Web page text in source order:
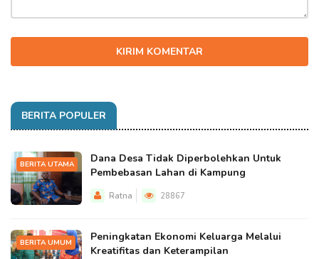
KIRIM KOMENTAR
BERITA POPULER
BERITA UTAMA
Dana Desa Tidak Diperbolehkan Untuk
Pembebasan Lahan di Kampung
Ratna 28867
BERITA UMUM
Peningkatan Ekonomi Keluarga Melalui
Kreatifitas dan Keterampilan